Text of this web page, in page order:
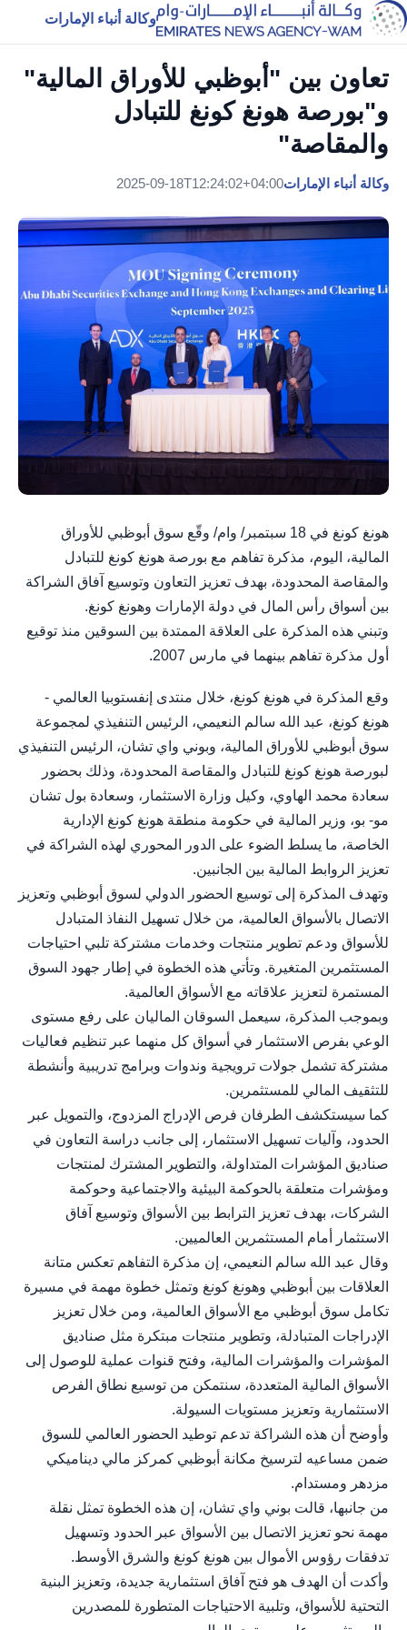
وكالة أنباء الإمارات
تعاون بين "أبوظبي للأوراق المالية"
و"بورصة هونغ كونغ للتبادل
والمقاصة"
وكالة أنباء الإمارات2025-09-18T12:24:02+04:00
هونغ كونغ في 18 سبتمبر/ وام/ وقّع سوق أبوظبي للأوراق
المالية، اليوم، مذكرة تفاهم مع بورصة هونغ كونغ للتبادل
والمقاصة المحدودة، بهدف تعزيز التعاون وتوسيع آفاق الشراكة
بين أسواق رأس المال في دولة الإمارات وهونغ كونغ.
وتبني هذه المذكرة على العلاقة الممتدة بين السوقين منذ توقيع
أول مذكرة تفاهم بينهما في مارس 2007.
وقع المذكرة في هونغ كونغ، خلال منتدى إنفستوبيا العالمي -
هونغ كونغ، عبد الله سالم النعيمي، الرئيس التنفيذي لمجموعة
سوق أبوظبي للأوراق المالية، وبوني واي تشان، الرئيس التنفيذي
لبورصة هونغ كونغ للتبادل والمقاصة المحدودة، وذلك بحضور
سعادة محمد الهاوي، وكيل وزارة الاستثمار، وسعادة بول تشان
مو- بو، وزير المالية في حكومة منطقة هونغ كونغ الإدارية
الخاصة، ما يسلط الضوء على الدور المحوري لهذه الشراكة في
تعزيز الروابط المالية بين الجانبين.
وتهدف المذكرة إلى توسيع الحضور الدولي لسوق أبوظبي وتعزيز
الاتصال بالأسواق العالمية، من خلال تسهيل النفاذ المتبادل
للأسواق ودعم تطوير منتجات وخدمات مشتركة تلبي احتياجات
المستثمرين المتغيرة. وتأتي هذه الخطوة في إطار جهود السوق
المستمرة لتعزيز علاقاته مع الأسواق العالمية.
وبموجب المذكرة، سيعمل السوقان الماليان على رفع مستوى
الوعي بفرص الاستثمار في أسواق كل منهما عبر تنظيم فعاليات
مشتركة تشمل جولات ترويجية وندوات وبرامج تدريبية وأنشطة
للتثقيف المالي للمستثمرين.
كما سيستكشف الطرفان فرص الإدراج المزدوج، والتمويل عبر
الحدود، وآليات تسهيل الاستثمار، إلى جانب دراسة التعاون في
صناديق المؤشرات المتداولة، والتطوير المشترك لمنتجات
ومؤشرات متعلقة بالحوكمة البيئية والاجتماعية وحوكمة
الشركات، بهدف تعزيز الترابط بين الأسواق وتوسيع آفاق
الاستثمار أمام المستثمرين العالميين.
وقال عبد الله سالم النعيمي، إن مذكرة التفاهم تعكس متانة
العلاقات بين أبوظبي وهونغ كونغ وتمثل خطوة مهمة في مسيرة
تكامل سوق أبوظبي مع الأسواق العالمية، ومن خلال تعزيز
الإدراجات المتبادلة، وتطوير منتجات مبتكرة مثل صناديق
المؤشرات والمؤشرات المالية، وفتح قنوات عملية للوصول إلى
الأسواق المالية المتعددة، سنتمكن من توسيع نطاق الفرص
الاستثمارية وتعزيز مستويات السيولة.
وأوضح أن هذه الشراكة تدعم توطيد الحضور العالمي للسوق
ضمن مساعيه لترسيخ مكانة أبوظبي كمركز مالي ديناميكي
مزدهر ومستدام.
من جانبها، قالت بوني واي تشان، إن هذه الخطوة تمثل نقلة
مهمة نحو تعزيز الاتصال بين الأسواق عبر الحدود وتسهيل
تدفقات رؤوس الأموال بين هونغ كونغ والشرق الأوسط.
وأكدت أن الهدف هو فتح آفاق استثمارية جديدة، وتعزيز البنية
التحتية للأسواق، وتلبية الاحتياجات المتطورة للمصدرين